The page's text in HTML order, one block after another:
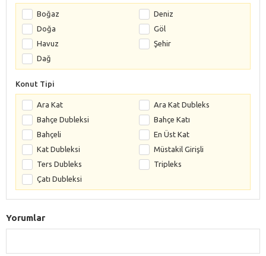
Boğaz
Deniz
Doğa
Göl
Havuz
Şehir
Dağ
Konut Tipi
Ara Kat
Ara Kat Dubleks
Bahçe Dubleksi
Bahçe Katı
Bahçeli
En Üst Kat
Kat Dubleksi
Müstakil Girişli
Ters Dubleks
Tripleks
Çatı Dubleksi
Yorumlar